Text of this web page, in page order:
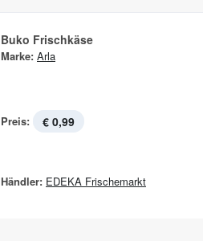
Buko Frischkäse
Marke: Arla
Preis: € 0,99
Händler: EDEKA Frischemarkt